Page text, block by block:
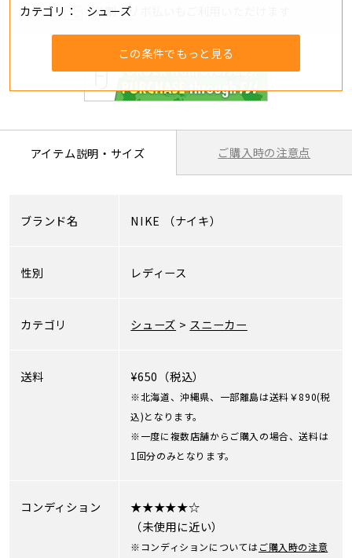
カテゴリ
シューズ
この条件でもっと見る
分割・リボ払いもご利用いただけます
アイテム説明・サイズ ご購入時の注意点
ブランド名 NIKE （ナイキ）
性別 レディース
カテゴリ シューズ > スニーカー
送料 ¥650（税込）
※北海道、沖縄県、一部離島は送料￥890(税
込)となります。
※一度に複数店舗からご購入の場合、送料は
1回分のみとなります。
コンディション
★★★★★☆
（未使用に近い）
※コンディションについてはご購入時の注意